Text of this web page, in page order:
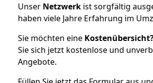
Unser Netzwerk ist sorgfältig
haben viele Jahre Erfahrung im
Sie möchten eine
Sie sich jetzt kostenlose und
Angebote.